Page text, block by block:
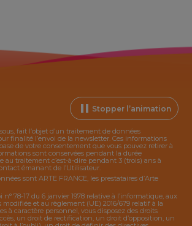
Stopper l’animation
fait l’objet d’un traitement de données
finalité l’envoi de la newsletter. Ces informations
de votre consentement que vous pouvez retirer à
sont conservées pendant la durée
au traitement c’est-à-dire pendant 3 (trois) ans à
émanant de l’Utilisateur.
sont ARTE FRANCE, les prestataires d’Arte
78-17 du 6 janvier 1978 relative à l’informatique, aux
et au règlement (UE) 2016/679 relatif à la
à caractère personnel, vous disposez des droits
un droit de rectification, un droit d’opposition, un